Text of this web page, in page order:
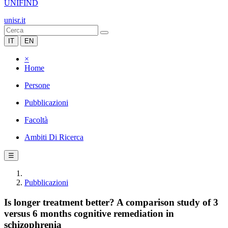
UNIFIND
unisr.it
IT EN
×
Home
Persone
Pubblicazioni
Facoltà
Ambiti Di Ricerca
☰
Pubblicazioni
Is longer treatment better? A comparison study of 3
versus 6 months cognitive remediation in
schizophrenia